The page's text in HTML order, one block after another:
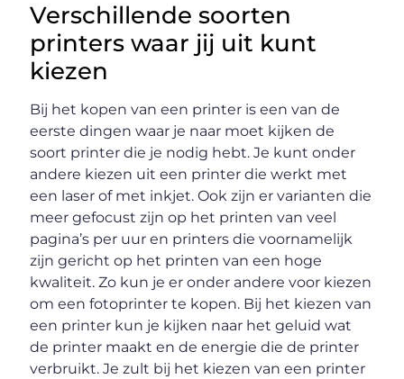
Verschillende soorten
printers waar jij uit kunt
kiezen
Bij het kopen van een printer is een van de
eerste dingen waar je naar moet kijken de
soort printer die je nodig hebt. Je kunt onder
andere kiezen uit een printer die werkt met
een laser of met inkjet. Ook zijn er varianten die
meer gefocust zijn op het printen van veel
pagina’s per uur en printers die voornamelijk
zijn gericht op het printen van een hoge
kwaliteit. Zo kun je er onder andere voor kiezen
om een fotoprinter te kopen. Bij het kiezen van
een printer kun je kijken naar het geluid wat
de printer maakt en de energie die de printer
verbruikt. Je zult bij het kiezen van een printer